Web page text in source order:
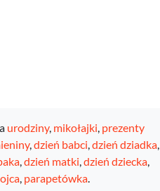
urodziny, mikołajki, prezenty
,dzień babci,dzień dziadka,
,dzień matki,dzień dziecka,
, parapetówka.